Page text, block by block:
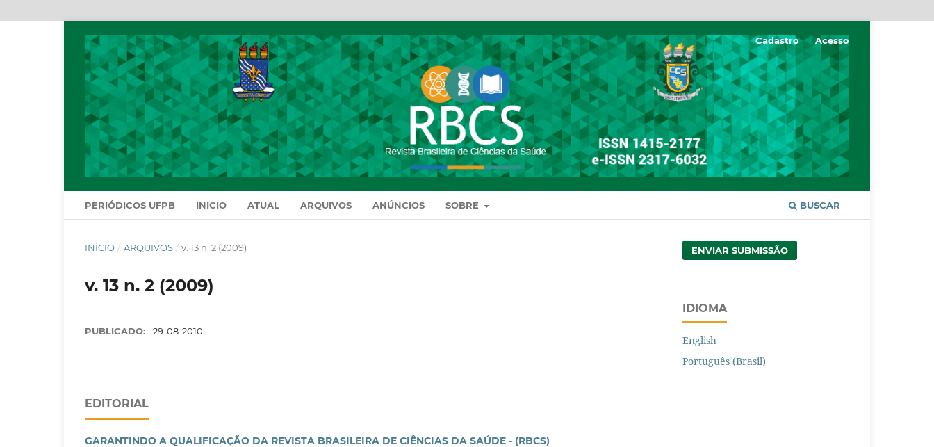
PERIÓDICOS UFPB INICIO ATUAL ARQUIVOS ANÚNCIOS SOBRE BUSCAR
Cadastro Acesso
INÍCIO / ARQUIVOS / v. 13 n. 2 (2009)
v. 13 n. 2 (2009)
PUBLICADO: 29-08-2010
EDITORIAL
GARANTINDO A QUALIFICAÇÃO DA REVISTA BRASILEIRA DE CIÊNCIAS DA SAÚDE - (RBCS)
ENVIAR SUBMISSÃO
IDIOMA
English
Português (Brasil)